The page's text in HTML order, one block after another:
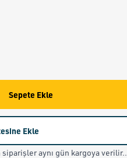
Sepete Ekle
Ekle
aynı gün kargoya verilir..